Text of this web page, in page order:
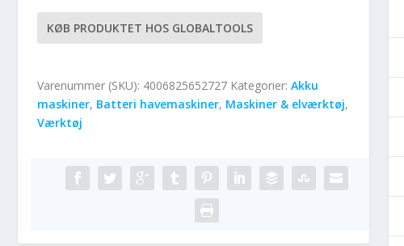
KØB PRODUKTET HOS GLOBALTOOLS
Varenummer (SKU): 4006825652727 Kategorier: Akku
maskiner, Batteri havemaskiner, Maskiner & elværktøj,
Værktøj